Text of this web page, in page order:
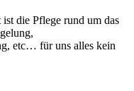
die Pflege rund um das
etc… für uns alles kein